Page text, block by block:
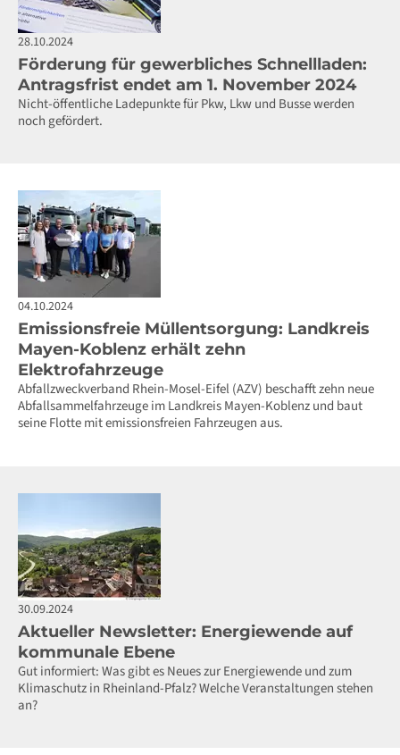
28.10.2024
Förderung für gewerbliches Schnellladen:
Antragsfrist endet am 1. November 2024
Nicht-öffentliche Ladepunkte für Pkw, Lkw und Busse werden
noch gefördert.
04.10.2024
Emissionsfreie Müllentsorgung: Landkreis
Mayen-Koblenz erhält zehn
Elektrofahrzeuge
Abfallzweckverband Rhein-Mosel-Eifel (AZV) beschafft zehn neue
Abfallsammelfahrzeuge im Landkreis Mayen-Koblenz und baut
seine Flotte mit emissionsfreien Fahrzeugen aus.
30.09.2024
Aktueller Newsletter: Energiewende auf
kommunale Ebene
Gut informiert: Was gibt es Neues zur Energiewende und zum
Klimaschutz in Rheinland-Pfalz? Welche Veranstaltungen stehen
an?